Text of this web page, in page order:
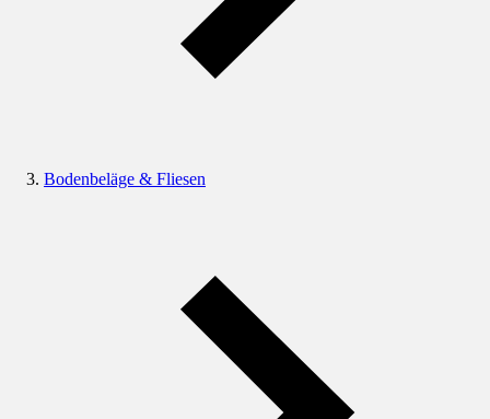
Bodenbeläge & Fliesen